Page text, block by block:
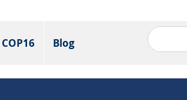
COP16 Blog